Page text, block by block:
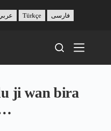
Türkçe فارسی
ji wan bira